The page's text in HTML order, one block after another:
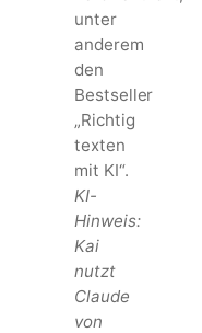
unter
anderem
den
Bestseller
„Richtig
texten
mit KI“.
KI-
Hinweis:
Kai
nutzt
Claude
von